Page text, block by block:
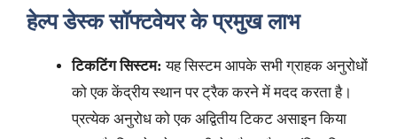
हेल्प डेस्क सॉफ्टवेयर के प्रमुख लाभ
टिकटिंग सिस्टम: यह सिस्टम आपके सभी ग्राहक अनुरोधों
को एक केंद्रीय स्थान पर ट्रैक करने में मदद करता है।
प्रत्येक अनुरोध को एक अद्वितीय टिकट असाइन किया